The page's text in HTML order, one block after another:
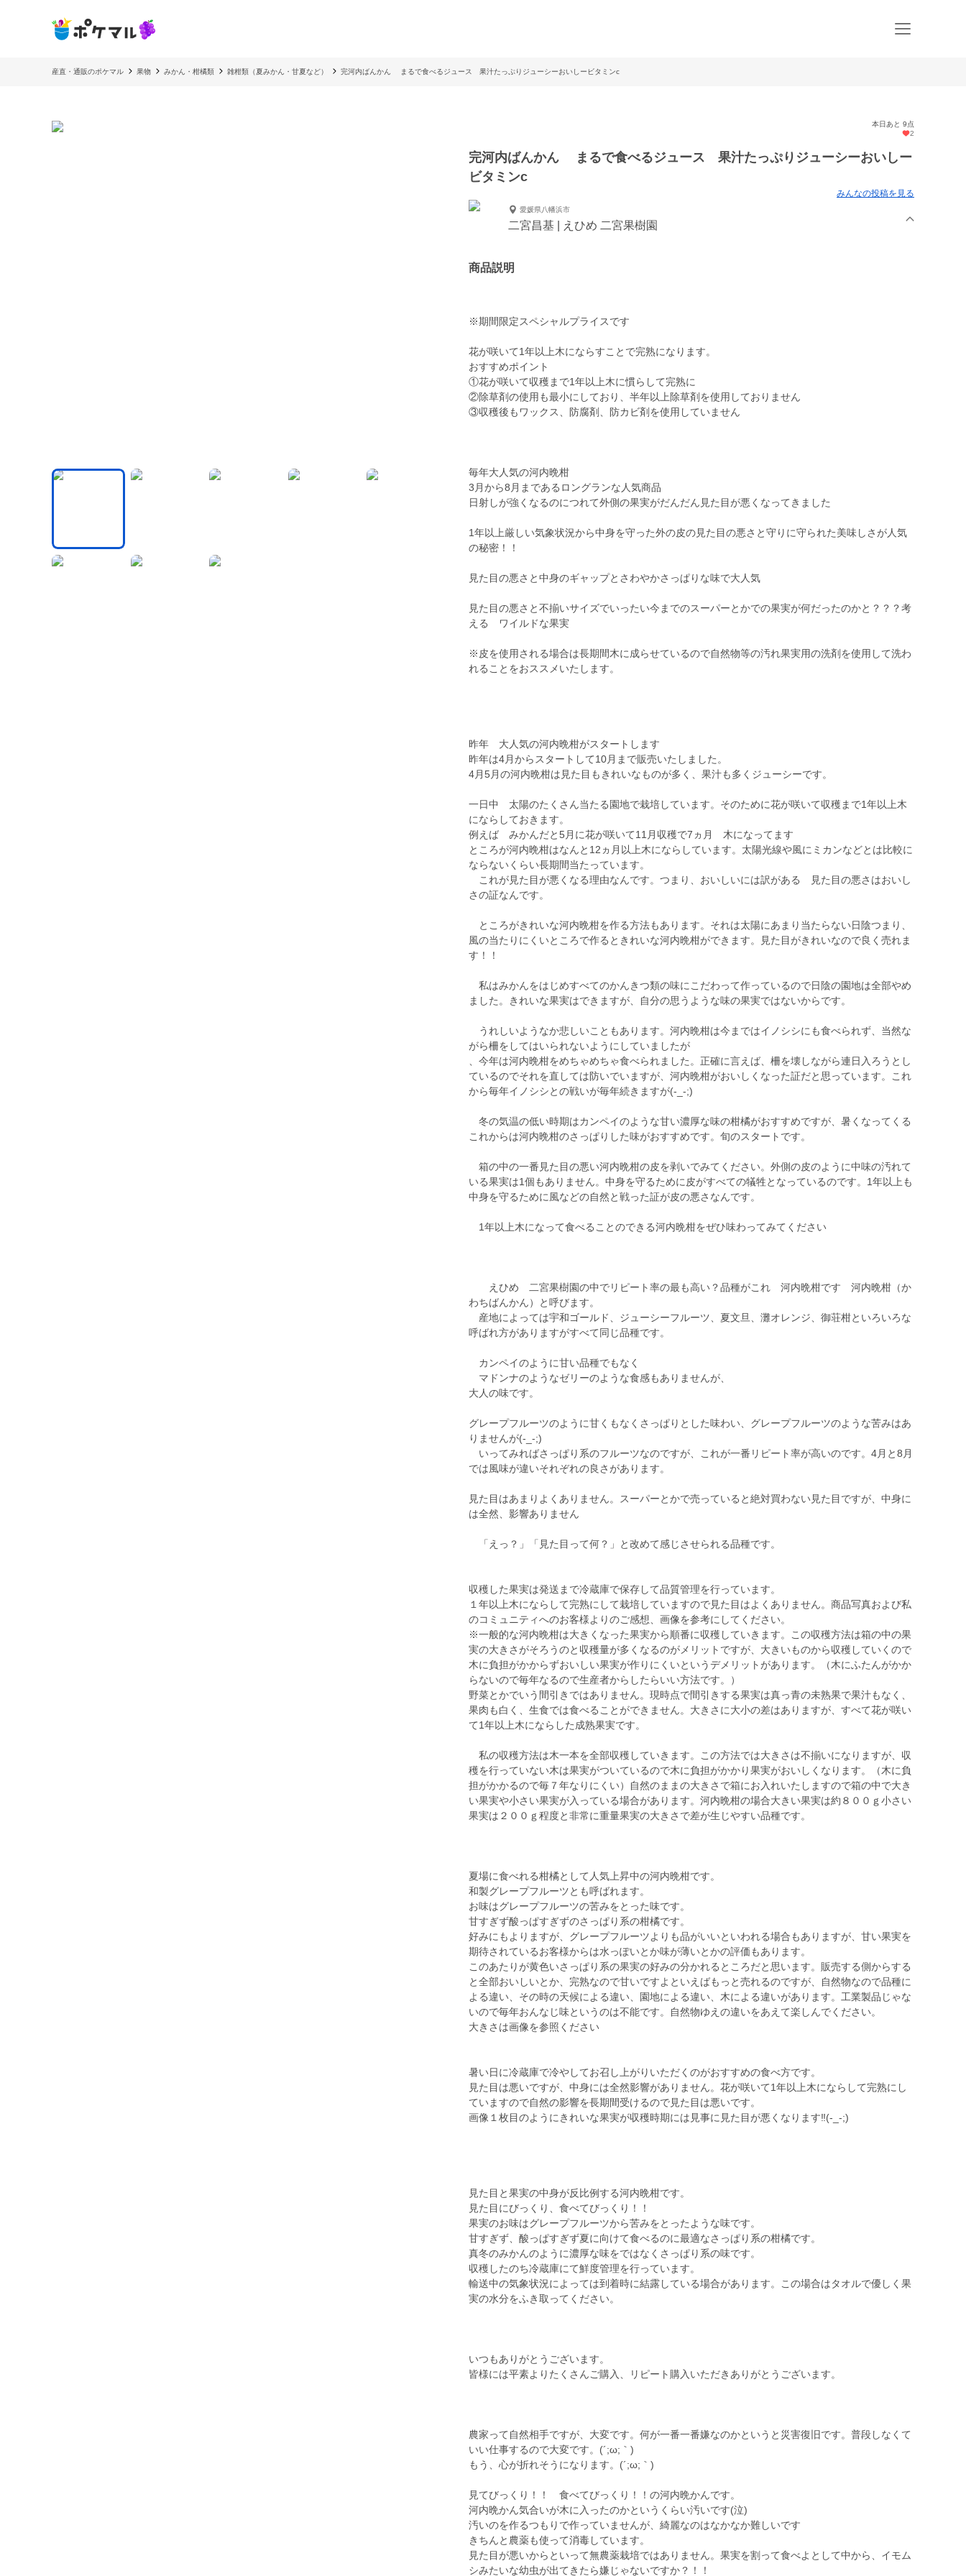
産直・通販のポケマル 果物 みかん・柑橘類 雑柑類（夏みかん・甘夏など） 完河内ばんかん まるで食べるジュース 果汁たっぷりジューシーおいしービタミンc
本日あと 9点
2
完河内ばんかん まるで食べるジュース 果汁たっぷりジューシーおいしー
ビタミンc
みんなの投稿を見る
愛媛県八幡浜市
二宮昌基 | えひめ 二宮果樹園
商品説明
※期間限定スペシャルプライスです
花が咲いて1年以上木にならすことで完熟になります。
おすすめポイント
①花が咲いて収穫まで1年以上木に慣らして完熟に
②除草剤の使用も最小にしており、半年以上除草剤を使用しておりません
③収穫後もワックス、防腐剤、防カビ剤を使用していません
毎年大人気の河内晩柑
3月から8月まであるロングランな人気商品
日射しが強くなるのにつれて外側の果実がだんだん見た目が悪くなってきました
1年以上厳しい気象状況から中身を守った外の皮の見た目の悪さと守りに守られた美味しさが人気
の秘密！！
見た目の悪さと中身のギャップとさわやかさっぱりな味で大人気
見た目の悪さと不揃いサイズでいったい今までのスーパーとかでの果実が何だったのかと？？？考
える ワイルドな果実
※皮を使用される場合は長期間木に成らせているので自然物等の汚れ果実用の洗剤を使用して洗わ
れることをおススメいたします。
昨年 大人気の河内晩柑がスタートします
昨年は4月からスタートして10月まで販売いたしました。
4月5月の河内晩柑は見た目もきれいなものが多く、果汁も多くジューシーです。
一日中 太陽のたくさん当たる園地で栽培しています。そのために花が咲いて収穫まで1年以上木
にならしておきます。
例えば みかんだと5月に花が咲いて11月収穫で7ヵ月 木になってます
ところが河内晩柑はなんと12ヵ月以上木にならしています。太陽光線や風にミカンなどとは比較に
ならないくらい長期間当たっています。
これが見た目が悪くなる理由なんです。つまり、おいしいには訳がある 見た目の悪さはおいし
さの証なんです。
ところがきれいな河内晩柑を作る方法もあります。それは太陽にあまり当たらない日陰つまり、
風の当たりにくいところで作るときれいな河内晩柑ができます。見た目がきれいなので良く売れま
す！！
私はみかんをはじめすべてのかんきつ類の味にこだわって作っているので日陰の園地は全部やめ
ました。きれいな果実はできますが、自分の思うような味の果実ではないからです。
うれしいようなか悲しいこともあります。河内晩柑は今まではイノシシにも食べられず、当然な
がら柵をしてはいられないようにしていましたが
、今年は河内晩柑をめちゃめちゃ食べられました。正確に言えば、柵を壊しながら連日入ろうとし
ているのでそれを直しては防いでいますが、河内晩柑がおいしくなった証だと思っています。これ
から毎年イノシシとの戦いが毎年続きますが(-_-;)
冬の気温の低い時期はカンペイのような甘い濃厚な味の柑橘がおすすめですが、暑くなってくる
これからは河内晩柑のさっぱりした味がおすすめです。旬のスタートです。
箱の中の一番見た目の悪い河内晩柑の皮を剥いでみてください。外側の皮のように中味の汚れて
いる果実は1個もありません。中身を守るために皮がすべての犠牲となっているのです。1年以上も
中身を守るために風などの自然と戦った証が皮の悪さなんです。
1年以上木になって食べることのできる河内晩柑をぜひ味わってみてください
えひめ 二宮果樹園の中でリピート率の最も高い？品種がこれ 河内晩柑です 河内晩柑（か
わちばんかん）と呼びます。
産地によっては宇和ゴールド、ジューシーフルーツ、夏文旦、灘オレンジ、御荘柑といろいろな
呼ばれ方がありますがすべて同じ品種です。
カンペイのように甘い品種でもなく
マドンナのようなゼリーのような食感もありませんが、
大人の味です。
グレープフルーツのように甘くもなくさっぱりとした味わい、グレープフルーツのような苦みはあ
りませんが(-_-;)
いってみればさっぱり系のフルーツなのですが、これが一番リピート率が高いのです。4月と8月
では風味が違いそれぞれの良さがあります。
見た目はあまりよくありません。スーパーとかで売っていると絶対買わない見た目ですが、中身に
は全然、影響ありません
「えっ？」「見た目って何？」と改めて感じさせられる品種です。
収穫した果実は発送まで冷蔵庫で保存して品質管理を行っています。
１年以上木にならして完熟にして栽培していますので見た目はよくありません。商品写真および私
のコミュニティへのお客様よりのご感想、画像を参考にしてください。
※一般的な河内晩柑は大きくなった果実から順番に収穫していきます。この収穫方法は箱の中の果
実の大きさがそろうのと収穫量が多くなるのがメリットですが、大きいものから収穫していくので
木に負担がかからずおいしい果実が作りにくいというデメリットがあります。（木にふたんがかか
らないので毎年なるので生産者からしたらいい方法です。）
野菜とかでいう間引きではありません。現時点で間引きする果実は真っ青の未熟果で果汁もなく、
果肉も白く、生食では食べることができません。大きさに大小の差はありますが、すべて花が咲い
て1年以上木にならした成熟果実です。
私の収穫方法は木一本を全部収穫していきます。この方法では大きさは不揃いになりますが、収
穫を行っていない木は果実がついているので木に負担がかかり果実がおいしくなります。（木に負
担がかかるので毎７年なりにくい）自然のままの大きさで箱にお入れいたしますので箱の中で大き
い果実や小さい果実が入っている場合があります。河内晩柑の場合大きい果実は約８００ｇ小さい
果実は２００ｇ程度と非常に重量果実の大きさで差が生じやすい品種です。
夏場に食べれる柑橘として人気上昇中の河内晩柑です。
和製グレープフルーツとも呼ばれます。
お味はグレープフルーツの苦みをとった味です。
甘すぎず酸っぱすぎずのさっぱり系の柑橘です。
好みにもよりますが、グレープフルーツよりも品がいいといわれる場合もありますが、甘い果実を
期待されているお客様からは水っぽいとか味が薄いとかの評価もあります。
このあたりが黄色いさっぱり系の果実の好みの分かれるところだと思います。販売する側からする
と全部おいしいとか、完熟なので甘いですよといえばもっと売れるのですが、自然物なので品種に
よる違い、その時の天候による違い、園地による違い、木による違いがあります。工業製品じゃな
いので毎年おんなじ味というのは不能です。自然物ゆえの違いをあえて楽しんでください。
大きさは画像を参照ください
暑い日に冷蔵庫で冷やしてお召し上がりいただくのがおすすめの食べ方です。
見た目は悪いですが、中身には全然影響がありません。花が咲いて1年以上木にならして完熟にし
ていますので自然の影響を長期間受けるので見た目は悪いです。
画像１枚目のようにきれいな果実が収穫時期には見事に見た目が悪くなります‼️(-_-;)
見た目と果実の中身が反比例する河内晩柑です。
見た目にびっくり、食べてびっくり！！
果実のお味はグレープフルーツから苦みをとったような味です。
甘すぎず、酸っぱすぎず夏に向けて食べるのに最適なさっぱり系の柑橘です。
真冬のみかんのように濃厚な味をではなくさっぱり系の味です。
収穫したのち冷蔵庫にて鮮度管理を行っています。
輸送中の気象状況によっては到着時に結露している場合があります。この場合はタオルで優しく果
実の水分をふき取ってください。
いつもありがとうございます。
皆様には平素よりたくさんご購入、リピート購入いただきありがとうございます。
農家って自然相手ですが、大変です。何が一番一番嫌なのかというと災害復旧です。普段しなくて
いい仕事するので大変です。(´;ω;｀)
もう、心が折れそうになります。(´;ω;｀)
見てびっくり！！ 食べてびっくり！！の河内晩かんです。
河内晩かん気合いが木に入ったのかというくらい汚いです(泣)
汚いのを作るつもりで作っていませんが、綺麗なのはなかなか難しいです
きちんと農薬も使って消毒しています。
見た目が悪いからといって無農薬栽培ではありません。果実を割って食べよとして中から、イモム
シみたいな幼虫が出てきたら嫌じゃないですか？！！